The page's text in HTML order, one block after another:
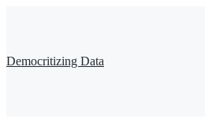
Democritizing Data